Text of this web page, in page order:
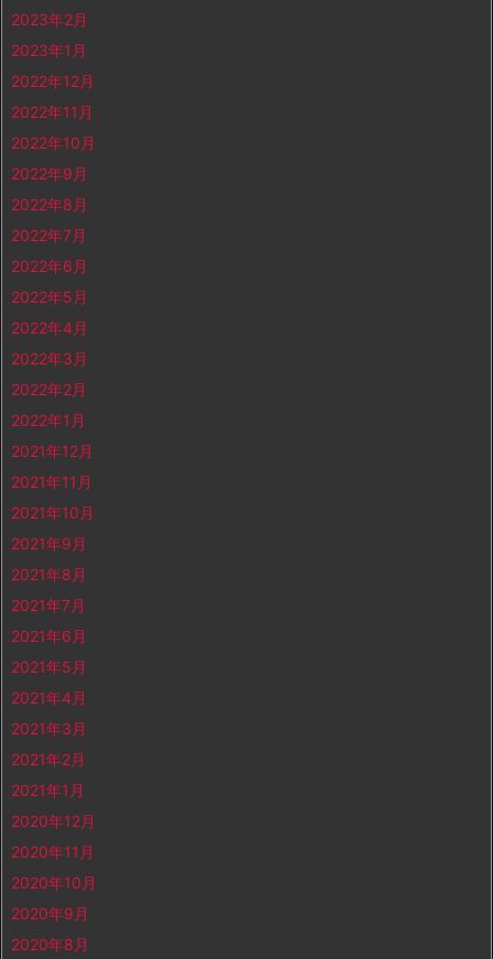
2023年2月
2023年1月
2022年12月
2022年11月
2022年10月
2022年9月
2022年8月
2022年7月
2022年6月
2022年5月
2022年4月
2022年3月
2022年2月
2022年1月
2021年12月
2021年11月
2021年10月
2021年9月
2021年8月
2021年7月
2021年6月
2021年5月
2021年4月
2021年3月
2021年2月
2021年1月
2020年12月
2020年11月
2020年10月
2020年9月
2020年8月